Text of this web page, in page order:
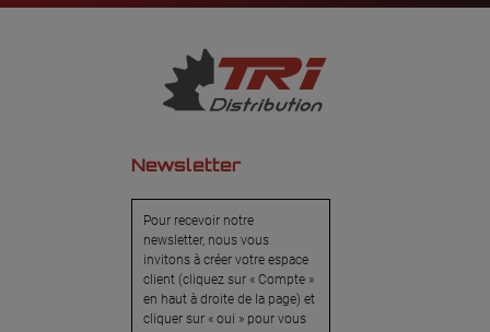
Newsletter
Pour recevoir notre
newsletter, nous vous
invitons à créer votre espace
client (cliquez sur « Compte »
en haut à droite de la page) et
cliquer sur « oui » pour vous